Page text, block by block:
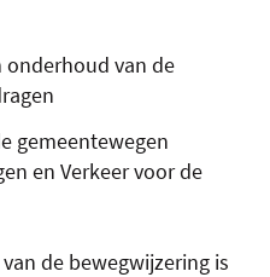
onderhoud van de
gemeentewegen
en Verkeer voor de
de bewegwijzering is